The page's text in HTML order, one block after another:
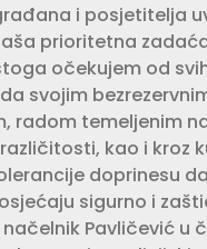
i posjetitelja
prioritetna
očekujem od
svojim
radom temeljenim
kao i kroz
doprinesu
sigurno i
Pavličević u